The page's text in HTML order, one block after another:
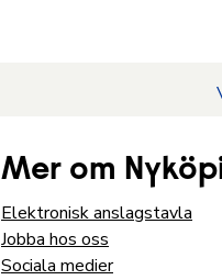
Mer om
Elektronisk anslagstavla
Jobba hos oss
Sociala medier